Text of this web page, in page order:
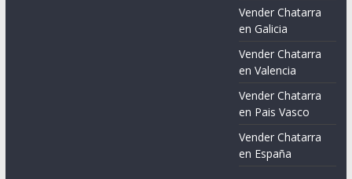
Vender Chatarra
en Galicia
Vender Chatarra
en Valencia
Vender Chatarra
en Pais Vasco
Vender Chatarra
en España